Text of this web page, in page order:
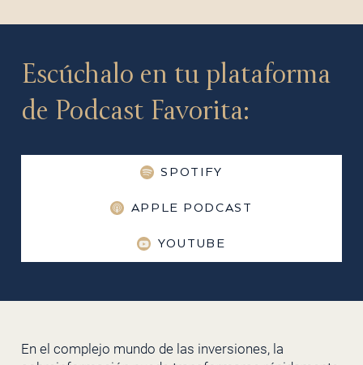
Escúchalo en tu plataforma
de Podcast Favorita:
SPOTIFY
APPLE PODCAST
YOUTUBE
En el complejo mundo de las inversiones, la